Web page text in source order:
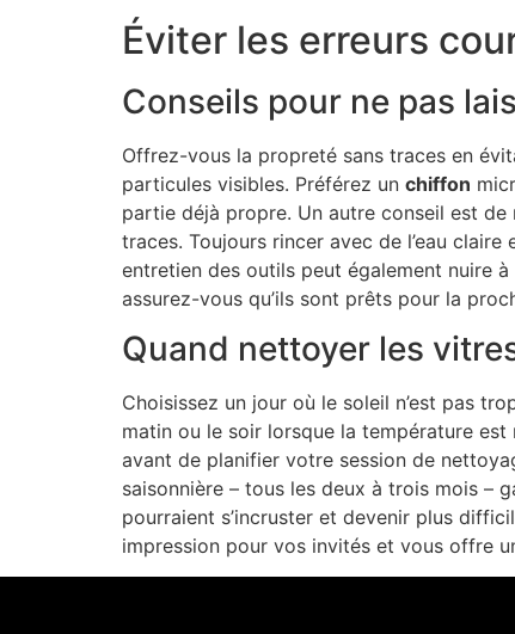
Éviter les erreurs
Conseils pour ne pas
Offrez-vous la propreté sans traces en
particules visibles. Préférez un chiffon
partie déjà propre. Un autre conseil est
traces. Toujours rincer avec de l’eau
entretien des outils peut également nuire
assurez-vous qu’ils sont prêts pour la
Quand nettoyer les
Choisissez un jour où le soleil n’est pas
matin ou le soir lorsque la température
avant de planifier votre session de
saisonnière – tous les deux à trois mois –
pourraient s’incruster et devenir plus
impression pour vos invités et vous offre